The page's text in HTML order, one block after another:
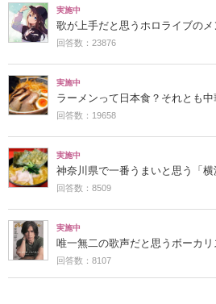
実施中
歌が上手だと思うホロライブのメ
回答数：23876
実施中
ラーメンって日本食？それとも中
回答数：19658
実施中
神奈川県で一番うまいと思う「
回答数：8509
実施中
唯一無二の歌声だと思うボーカリ
回答数：8107